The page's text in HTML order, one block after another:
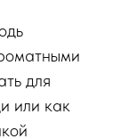
для
или как